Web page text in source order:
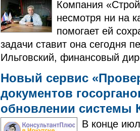
Компания
несмотря ни на
помогает ей
задачи ставит она сегодня
Ильговский, финансовый
Новый сервис
документов
обновлении системы
В конце